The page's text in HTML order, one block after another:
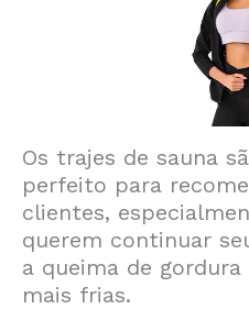
Os trajes de sauna
perfeito para
clientes,
querem continuar
a queima de
mais frias.